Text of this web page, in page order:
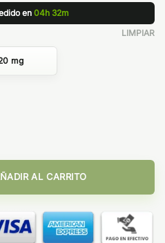
en 04h 32m
mg
LIMPIAR
Salts cantidad
AL CARRITO